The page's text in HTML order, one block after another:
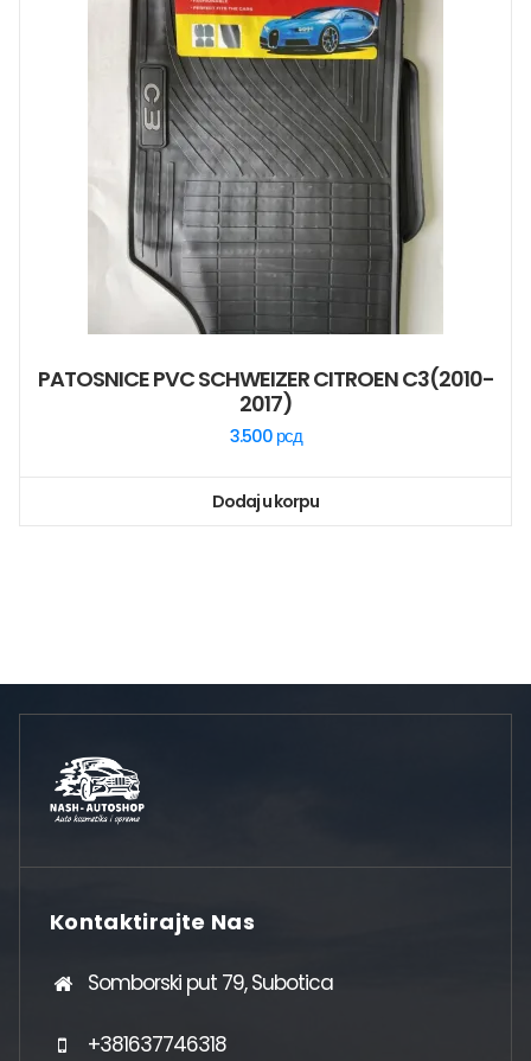
PATOSNICE PVC SCHWEIZER CITROEN C3(2010-
2017)
3.500 рсд
Dodaj u korpu
Kontaktirajte Nas
Somborski put 79, Subotica
+381637746318